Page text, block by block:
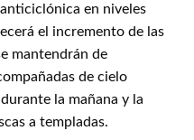
en niveles
el incremento de las
mantendrán de
de cielo
la mañana y la
a templadas.